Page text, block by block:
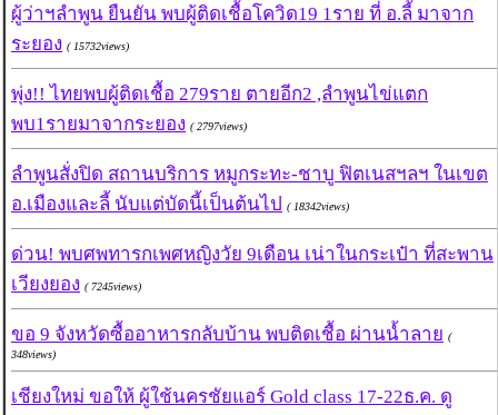
ผู้ว่าฯลำพูน ยืนยัน พบผู้ติดเชื้อโควิด19 1ราย ที่ อ.ลี้ มาจาก
ระยอง ( 15732views)
พุ่ง!! ไทยพบผู้ติดเชื้อ 279ราย ตายอีก2 ,ลำพูนไข่แตก
พบ1รายมาจากระยอง ( 2797views)
ลำพูนสั่งปิด สถานบริการ หมูกระทะ-ชาบู ฟิตเนสฯลฯ ในเขต
อ.เมืองและลี้ นับแต่บัดนี้เป็นต้นไป ( 18342views)
ด่วน! พบศพทารกเพศหญิงวัย 9เดือน เน่าในกระเป๋า ที่สะพาน
เวียงยอง ( 7245views)
ขอ 9 จังหวัดซื้ออาหารกลับบ้าน พบติดเชื้อ ผ่านน้ำลาย (
348views)
เชียงใหม่ ขอให้ ผู้ใช้นครชัยแอร์ Gold class 17-22ธ.ค. ดู